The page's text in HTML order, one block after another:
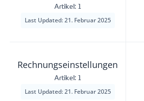
Artikel: 1
Last Updated: 21. Februar 2025
Rechnungseinstellungen
Artikel: 1
Last Updated: 21. Februar 2025